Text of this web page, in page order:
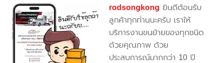
rodsongkong ยินดีต้อนรับ
ลูกค้าทุกท่านนะครับ เราให้
บริการงานขนย้ายของทุกชนิด
ด้วยคุณภาพ ด้วย
ประสบการณ์มากกว่า 10 ปี